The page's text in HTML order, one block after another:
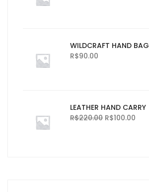
WILDCRAFT HAND BAG
R$90.00
LEATHER HAND CARRY
R$220.00 R$100.00